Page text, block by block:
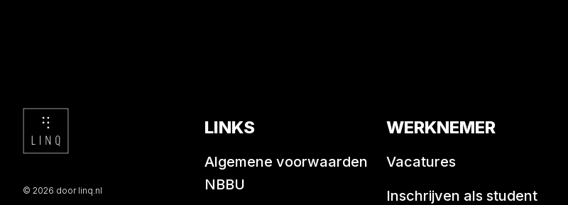
© 2026 door linq.nl
LINKS
Algemene voorwaarden
NBBU
WERKNEMER
Vacatures
Inschrijven als student